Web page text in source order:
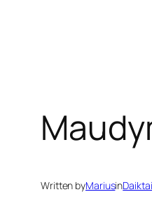
Written byMariusinDaiktai